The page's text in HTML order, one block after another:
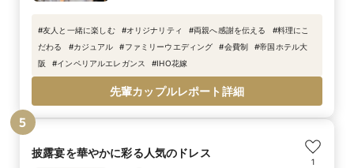
#友人と一緒に楽しむ #オリジナリティ #両親へ感謝を伝える #料理にこ
だわる
#カジュアル #ファミリーウエディング #会費制 #帝国ホテル大
阪
#インペリアルエレガンス #IHO花嫁
先輩カップルレポート詳細
5
披露宴を華やかに彩る人気のドレス
1